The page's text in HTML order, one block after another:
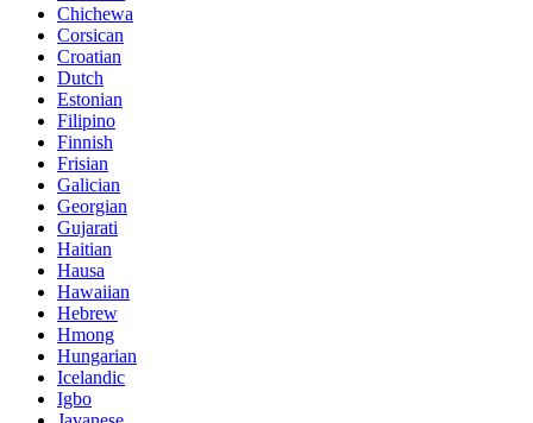
Chichewa
Corsican
Croatian
Dutch
Estonian
Filipino
Finnish
Frisian
Galician
Georgian
Gujarati
Haitian
Hausa
Hawaiian
Hebrew
Hmong
Hungarian
Icelandic
Igbo